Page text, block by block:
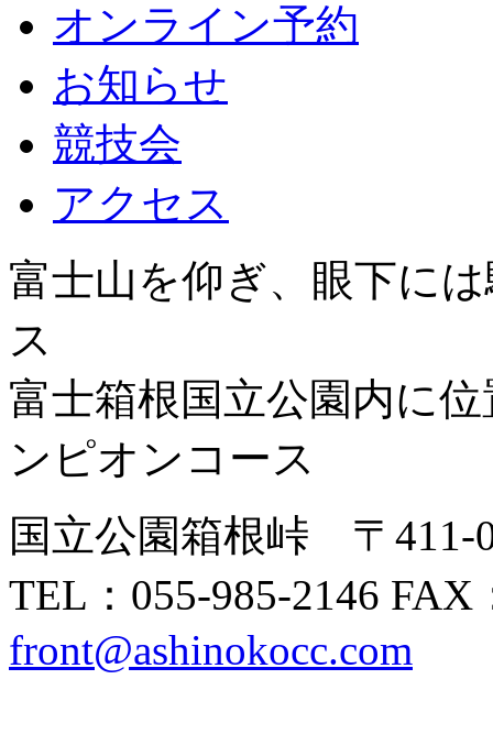
オンライン予約
お知らせ
競技会
アクセス
富士山を仰ぎ、眼下に
ス
富士箱根国立公園内に
ンピオンコース
国立公園箱根峠 〒
TEL：055-985-2146
front@ashinokocc.com